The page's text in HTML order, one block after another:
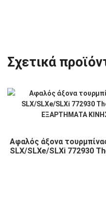
Σχετικά
Αφαλός άξονα
SLX/SLXe/SLXi 772930